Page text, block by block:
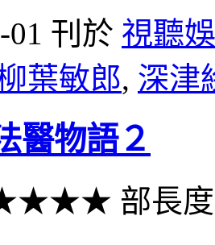
01 刊於 視聽
葉敏郎, 深津
醫物語２
★★★★ 部長